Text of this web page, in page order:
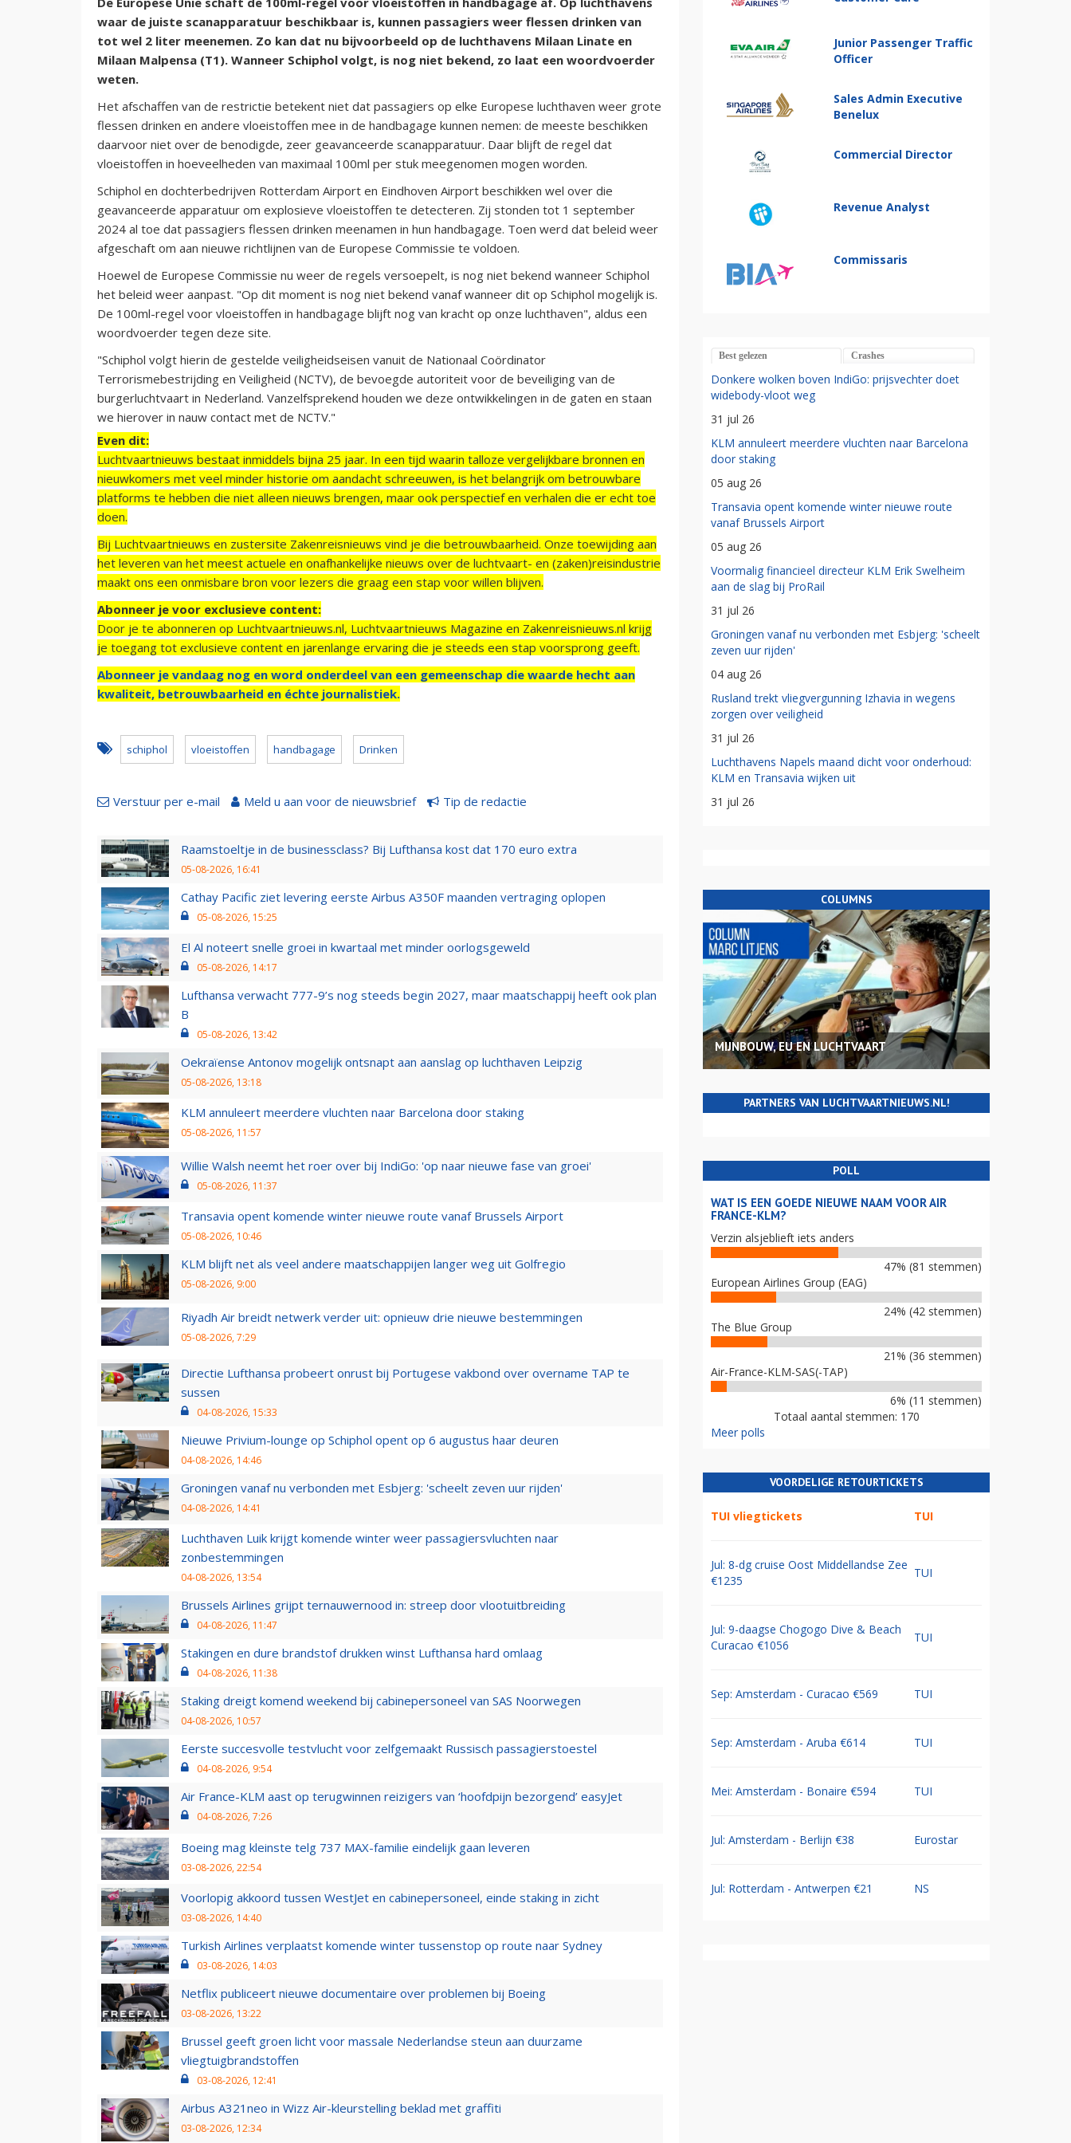
waar de juiste scanapparatuur beschikbaar is, kunnen passagiers weer flessen drinken van
tot wel 2 liter meenemen. Zo kan dat nu bijvoorbeeld op de luchthavens Milaan Linate en
Milaan Malpensa (T1). Wanneer Schiphol volgt, is nog niet bekend, zo laat een woordvoerder
weten.
Het afschaffen van de restrictie betekent niet dat passagiers op elke Europese luchthaven weer grote
flessen drinken en andere vloeistoffen mee in de handbagage kunnen nemen: de meeste beschikken
daarvoor niet over de benodigde, zeer geavanceerde scanapparatuur. Daar blijft de regel dat
vloeistoffen in hoeveelheden van maximaal 100ml per stuk meegenomen mogen worden.
Schiphol en dochterbedrijven Rotterdam Airport en Eindhoven Airport beschikken wel over die
geavanceerde apparatuur om explosieve vloeistoffen te detecteren. Zij stonden tot 1 september
2024 al toe dat passagiers flessen drinken meenamen in hun handbagage. Toen werd dat beleid weer
afgeschaft om aan nieuwe richtlijnen van de Europese Commissie te voldoen.
Hoewel de Europese Commissie nu weer de regels versoepelt, is nog niet bekend wanneer Schiphol
het beleid weer aanpast. "Op dit moment is nog niet bekend vanaf wanneer dit op Schiphol mogelijk is.
De 100ml-regel voor vloeistoffen in handbagage blijft nog van kracht op onze luchthaven", aldus een
woordvoerder tegen deze site.
"Schiphol volgt hierin de gestelde veiligheidseisen vanuit de Nationaal Coördinator
Terrorismebestrijding en Veiligheid (NCTV), de bevoegde autoriteit voor de beveiliging van de
burgerluchtvaart in Nederland. Vanzelfsprekend houden we deze ontwikkelingen in de gaten en staan
we hierover in nauw contact met de NCTV."
Even dit:
Luchtvaartnieuws bestaat inmiddels bijna 25 jaar. In een tijd waarin talloze vergelijkbare bronnen en
nieuwkomers met veel minder historie om aandacht schreeuwen, is het belangrijk om betrouwbare
platforms te hebben die niet alleen nieuws brengen, maar ook perspectief en verhalen die er echt toe
doen.
Bij Luchtvaartnieuws en zustersite Zakenreisnieuws vind je die betrouwbaarheid. Onze toewijding aan
het leveren van het meest actuele en onafhankelijke nieuws over de luchtvaart- en (zaken)reisindustrie
maakt ons een onmisbare bron voor lezers die graag een stap voor willen blijven.
Abonneer je voor exclusieve content:
Door je te abonneren op Luchtvaartnieuws.nl, Luchtvaartnieuws Magazine en Zakenreisnieuws.nl krijg
je toegang tot exclusieve content en jarenlange ervaring die je steeds een stap voorsprong geeft.
Abonneer je vandaag nog en word onderdeel van een gemeenschap die waarde hecht aan
kwaliteit, betrouwbaarheid en échte journalistiek.
schiphol vloeistoffen handbagage Drinken
Verstuur per e-mail Meld u aan voor de nieuwsbrief Tip de redactie
Raamstoeltje in de businessclass? Bij Lufthansa kost dat 170 euro extra
05-08-2026, 16:41
Cathay Pacific ziet levering eerste Airbus A350F maanden vertraging oplopen
05-08-2026, 15:25
El Al noteert snelle groei in kwartaal met minder oorlogsgeweld
05-08-2026, 14:17
Lufthansa verwacht 777-9’s nog steeds begin 2027, maar maatschappij heeft ook plan
B
05-08-2026, 13:42
Oekraïense Antonov mogelijk ontsnapt aan aanslag op luchthaven Leipzig
05-08-2026, 13:18
KLM annuleert meerdere vluchten naar Barcelona door staking
05-08-2026, 11:57
Willie Walsh neemt het roer over bij IndiGo: 'op naar nieuwe fase van groei'
05-08-2026, 11:37
Transavia opent komende winter nieuwe route vanaf Brussels Airport
05-08-2026, 10:46
KLM blijft net als veel andere maatschappijen langer weg uit Golfregio
05-08-2026, 9:00
Riyadh Air breidt netwerk verder uit: opnieuw drie nieuwe bestemmingen
05-08-2026, 7:29
Directie Lufthansa probeert onrust bij Portugese vakbond over overname TAP te
sussen
04-08-2026, 15:33
Nieuwe Privium-lounge op Schiphol opent op 6 augustus haar deuren
04-08-2026, 14:46
Groningen vanaf nu verbonden met Esbjerg: 'scheelt zeven uur rijden'
04-08-2026, 14:41
Luchthaven Luik krijgt komende winter weer passagiersvluchten naar
zonbestemmingen
04-08-2026, 13:54
Brussels Airlines grijpt ternauwernood in: streep door vlootuitbreiding
04-08-2026, 11:47
Stakingen en dure brandstof drukken winst Lufthansa hard omlaag
04-08-2026, 11:38
Staking dreigt komend weekend bij cabinepersoneel van SAS Noorwegen
04-08-2026, 10:57
Eerste succesvolle testvlucht voor zelfgemaakt Russisch passagierstoestel
04-08-2026, 9:54
Air France-KLM aast op terugwinnen reizigers van ‘hoofdpijn bezorgend’ easyJet
04-08-2026, 7:26
Boeing mag kleinste telg 737 MAX-familie eindelijk gaan leveren
03-08-2026, 22:54
Voorlopig akkoord tussen WestJet en cabinepersoneel, einde staking in zicht
03-08-2026, 14:40
Turkish Airlines verplaatst komende winter tussenstop op route naar Sydney
03-08-2026, 14:03
Netflix publiceert nieuwe documentaire over problemen bij Boeing
03-08-2026, 13:22
Brussel geeft groen licht voor massale Nederlandse steun aan duurzame
vliegtuigbrandstoffen
03-08-2026, 12:41
Airbus A321neo in Wizz Air-kleurstelling beklad met graffiti
03-08-2026, 12:34
Junior Passenger Traffic
Officer
Sales Admin Executive
Benelux
Commercial Director
Revenue Analyst
Commissaris
Best gelezen Crashes
Donkere wolken boven IndiGo: prijsvechter doet
widebody-vloot weg
31 jul 26
KLM annuleert meerdere vluchten naar Barcelona
door staking
05 aug 26
Transavia opent komende winter nieuwe route
vanaf Brussels Airport
05 aug 26
Voormalig financieel directeur KLM Erik Swelheim
aan de slag bij ProRail
31 jul 26
Groningen vanaf nu verbonden met Esbjerg: 'scheelt
zeven uur rijden'
04 aug 26
Rusland trekt vliegvergunning Izhavia in wegens
zorgen over veiligheid
31 jul 26
Luchthavens Napels maand dicht voor onderhoud:
KLM en Transavia wijken uit
31 jul 26
COLUMNS
MIJNBOUW, EU EN LUCHTVAART
PARTNERS VAN LUCHTVAARTNIEUWS.NL!
POLL
WAT IS EEN GOEDE NIEUWE NAAM VOOR AIR
FRANCE-KLM?
Verzin alsjeblieft iets anders
47% (81 stemmen)
European Airlines Group (EAG)
24% (42 stemmen)
The Blue Group
21% (36 stemmen)
Air-France-KLM-SAS(-TAP)
6% (11 stemmen)
Totaal aantal stemmen: 170
Meer polls
VOORDELIGE RETOURTICKETS
TUI vliegtickets TUI
Jul: 8-dg cruise Oost Middellandse Zee
€1235
TUI
Jul: 9-daagse Chogogo Dive & Beach
Curacao €1056
TUI
Sep: Amsterdam - Curacao €569 TUI
Sep: Amsterdam - Aruba €614 TUI
Mei: Amsterdam - Bonaire €594 TUI
Jul: Amsterdam - Berlijn €38 Eurostar
Jul: Rotterdam - Antwerpen €21 NS